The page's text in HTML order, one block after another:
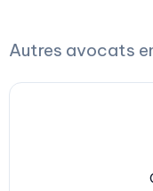
Autres avocats